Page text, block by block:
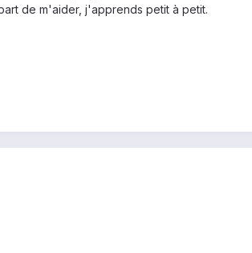
de m'aider, j'apprends petit à petit.